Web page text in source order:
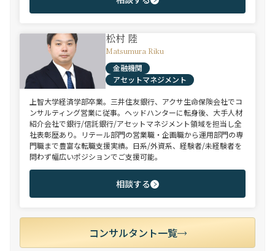
松村 陸
Matsumura Riku
金融機関
アセットマネジメント
上智大学経済学部卒業。三井住友銀行、アクサ生命保険会社でコ
ンサルティング営業に従事。ヘッドハンターに転身後、大手人材
紹介会社で銀行/信託銀行/アセットマネジメント領域を担当し全
社表彰歴あり。リテール部門の営業職・企画職から運用部門の専
門職まで豊富な転職支援実績。日系/外資系、経験者/未経験者を
問わず幅広いポジションでご支援可能。
相談する
コンサルタント一覧